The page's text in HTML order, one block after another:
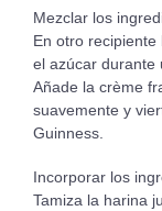
Mezclar los
En otro
el azúcar durante
Añade la crème
suavemente y
Guinness.
Incorporar los
Tamiza la harina